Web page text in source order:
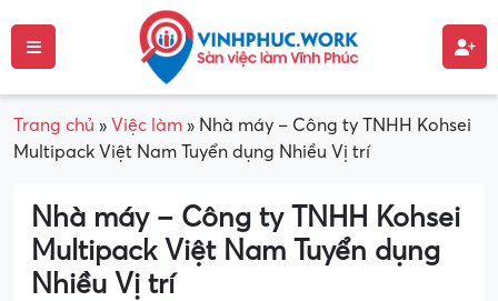
Trang chủ » Việc làm » Nhà máy – Công ty TNHH Kohsei
Multipack Việt Nam Tuyển dụng Nhiều Vị trí
Nhà máy – Công ty TNHH Kohsei
Multipack Việt Nam Tuyển dụng
Nhiều Vị trí